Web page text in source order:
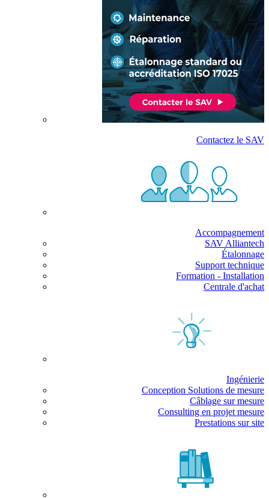
Contactez le SAV
Accompagnement
SAV Alliantech
Étalonnage
Support technique
Formation - Installation
Centrale d'achat
Ingénierie
Conception Solutions de mesure
Câblage sur mesure
Consulting en projet mesure
Prestations sur site